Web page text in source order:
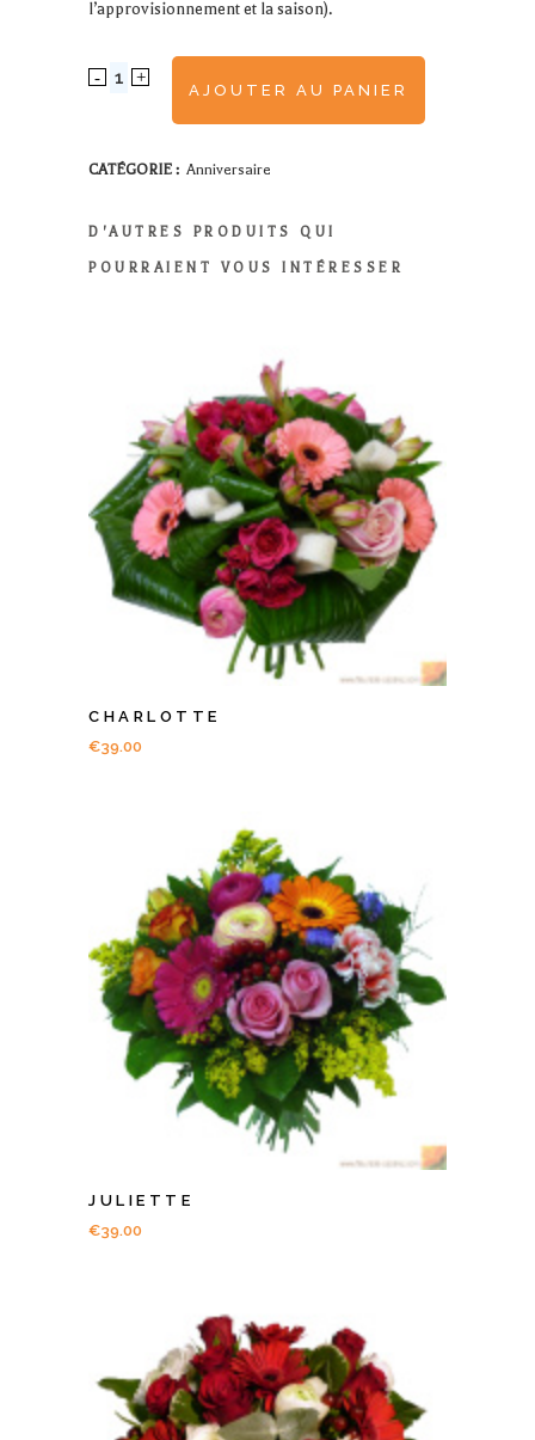
l’approvisionnement et la saison).
BLANDINE
AJOUTER AU PANIER
CATÉGORIE : Anniversaire
D'AUTRES PRODUITS QUI
POURRAIENT VOUS INTÉRESSER
CHARLOTTE
€39.00
JULIETTE
€39.00